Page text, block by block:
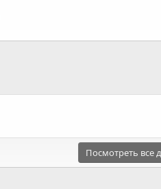
Посмотреть все